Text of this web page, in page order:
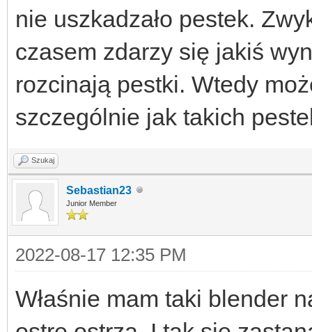
nie uszkadzało pestek.
czasem zdarzy się jakiś
rozcinają pestki. Wtedy
szczególnie jak takich
Szukaj
Sebastian23
Junior Member
2022-08-17 12:35 PM
Właśnie mam taki blender